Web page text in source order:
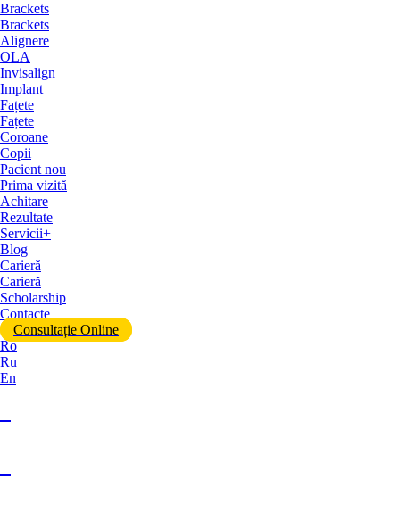
Brackets
Brackets
Alignere
OLA
Invisalign
Implant
Fațete
Fațete
Coroane
Copii
Pacient nou
Prima vizită
Achitare
Rezultate
Servicii+
Blog
Carieră
Carieră
Scholarship
Contacte
Consultație Online
Ro
Ru
En